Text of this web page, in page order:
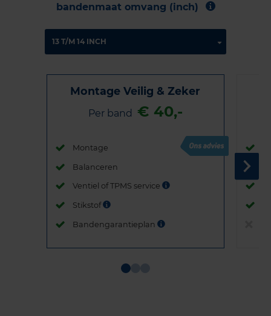
bandenmaat omvang (inch)
Montage Veilig & Zeker
Per band € 40,-
Montage
Balanceren
Ventiel of TPMS service
Stikstof
Bandengarantieplan